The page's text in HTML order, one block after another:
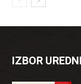
IZBOR